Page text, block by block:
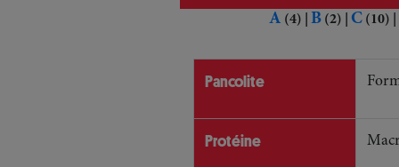
A (4) B(2) C(10)
Pancolite
Protéine